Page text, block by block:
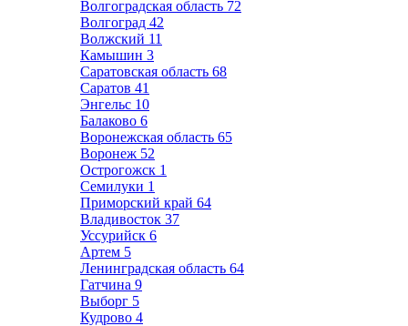
Волгоградская область 72
Волгоград 42
Волжский 11
Камышин 3
Саратовская область 68
Саратов 41
Энгельс 10
Балаково 6
Воронежская область 65
Воронеж 52
Острогожск 1
Семилуки 1
Приморский край 64
Владивосток 37
Уссурийск 6
Артем 5
Ленинградская область 64
Гатчина 9
Выборг 5
Кудрово 4